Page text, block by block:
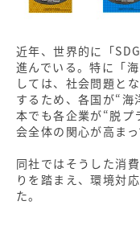
近年、世界的に「
進んでいる。特に「
しては、社会問題と
するため、各国が“海
本でも各企業が“脱プ
会全体の関心が高まっ
同社ではそうした消
りを踏まえ、環境対
た。